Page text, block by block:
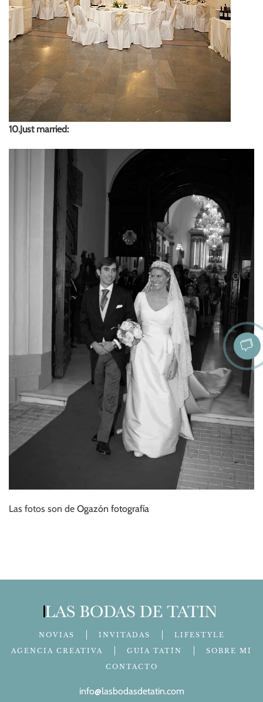
10.Just married:
Las fotos son de Ogazón fotografía
NOVIAS INVITADAS
LIFESTYLE
AGENCIA CREATIVA
GUÍA TATÍN
SOBRE MÍ
CONTACTO
info@lasbodasdetatin.com